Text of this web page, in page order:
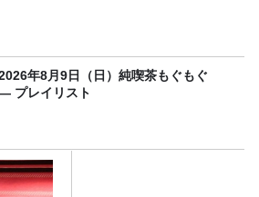
年8月9日（日）純喫茶もぐもぐ
プレイリスト